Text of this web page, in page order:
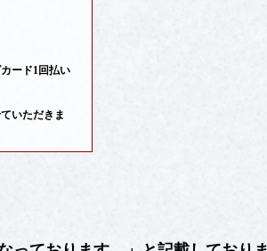
ード1回払い
いただきま